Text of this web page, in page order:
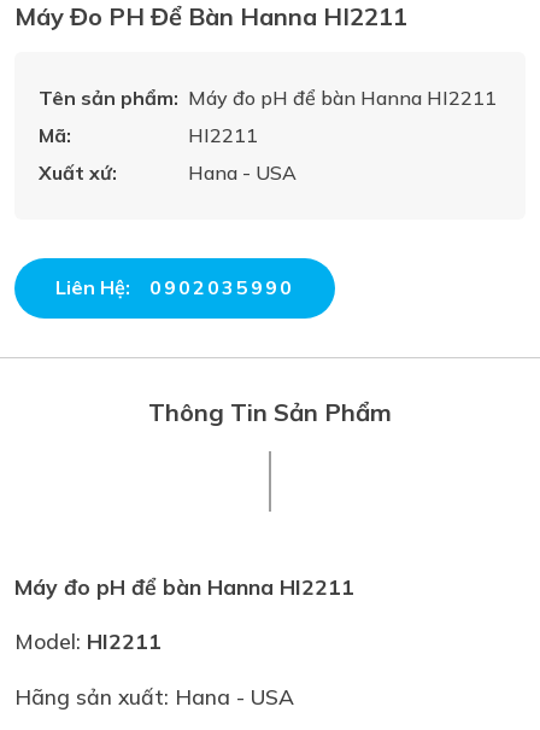
Máy Đo PH Để Bàn Hanna HI2211
Tên sản phẩm: Máy đo pH để bàn Hanna HI2211
Mã:
HI2211
Xuất xứ:
Hana - USA
Liên Hệ: 0902035990
Thông Tin Sản Phẩm
Máy đo pH để bàn Hanna HI2211
Model: HI2211
Hãng sản xuất: Hana - USA